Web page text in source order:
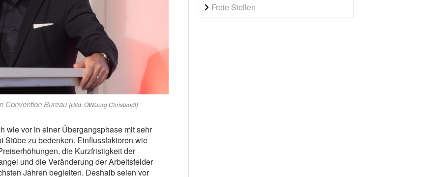
Convention Bureau (Bild: ÖW/Jürg Christandl)
wie vor in einer Übergangsphase mit sehr
Stübe zu bedenken. Einflussfaktoren wie
die Kurzfristigkeit der
und die Veränderung der Arbeitsfelder
Jahren begleiten. Deshalb seien vor
Freie Stellen